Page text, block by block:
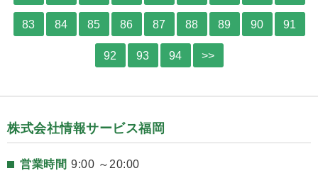
83 84 85 86 87 88 89 90 91
92 93 94 >>
株式会社情報サービス福岡
営業時間 9:00 ～20:00